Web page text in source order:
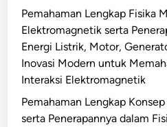
Pemahaman Lengkap Fisika
Elektromagnetik serta
Energi Listrik, Motor,
Inovasi Modern untuk
Interaksi Elektromagnetik
Pemahaman Lengkap
serta Penerapannya dalam